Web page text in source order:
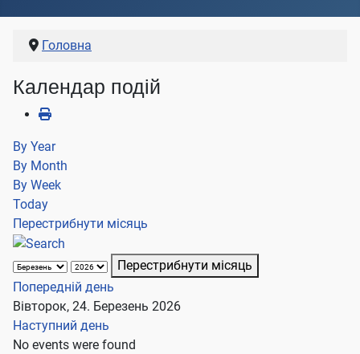
Головна
Календар подій
By Year
By Month
By Week
Today
Перестрибнути місяць
Перестрибнути місяць
Попередній день
Вівторок, 24. Березень 2026
Наступний день
No events were found